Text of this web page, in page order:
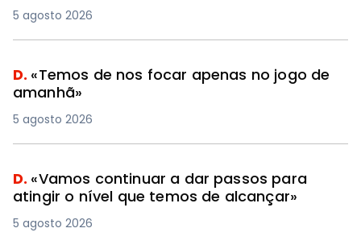
5 agosto 2026
D. «Temos de nos focar apenas no jogo de
amanhã»
5 agosto 2026
D. «Vamos continuar a dar passos para
atingir o nível que temos de alcançar»
5 agosto 2026